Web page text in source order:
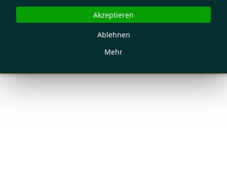
Mehr
Ablehnen
Akzeptieren